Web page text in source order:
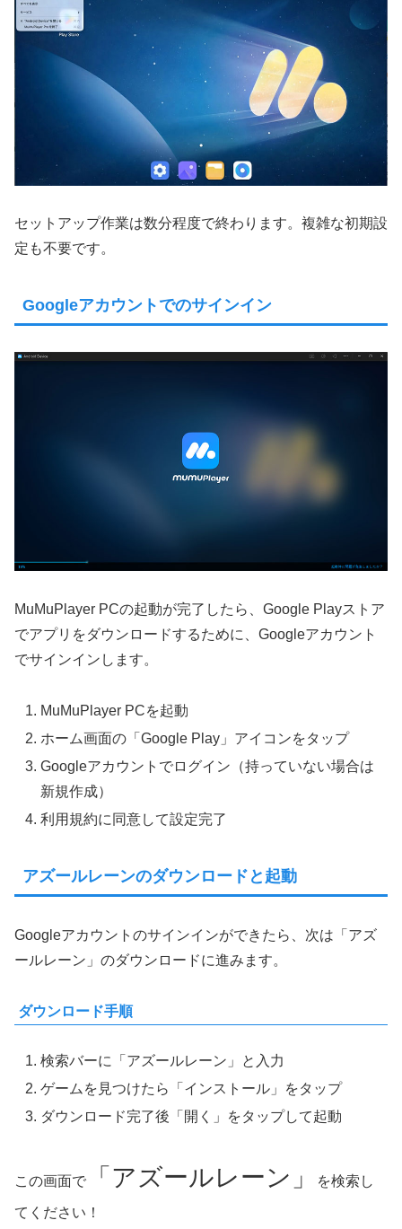
セットアップ作業は数分程度で終わります。複雑な初期設
定も不要です。
Googleアカウントでのサインイン
MuMuPlayer PCの起動が完了したら、Google Playストア
でアプリをダウンロードするために、Googleアカウント
でサインインします。
MuMuPlayer PCを起動
ホーム画面の「Google Play」アイコンをタップ
Googleアカウントでログイン（持っていない場合は
新規作成）
利用規約に同意して設定完了
アズールレーンのダウンロードと起動
Googleアカウントのサインインができたら、次は「アズ
ールレーン」のダウンロードに進みます。
ダウンロード手順
検索バーに「アズールレーン」と入力
ゲームを見つけたら「インストール」をタップ
ダウンロード完了後「開く」をタップして起動
この画面で 「アズールレーン」 を検索し
てください！